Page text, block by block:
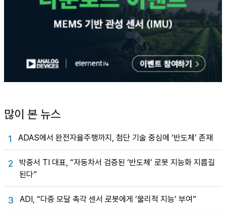
많이 본 뉴스
1 ADAS에서 완전자율주행까지, 첨단 기술 중심에 ‘반도체’ 존재
2
박중서 TI 대표, “자동차서 검증된 ‘반도체’ 로봇 지능화 지름길
된다”
3 ADI, “다중 모달 촉각 센서 로봇에게 ‘물리적 지능’ 부여”